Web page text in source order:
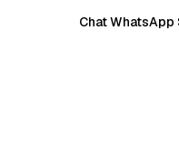
Chat WhatsApp